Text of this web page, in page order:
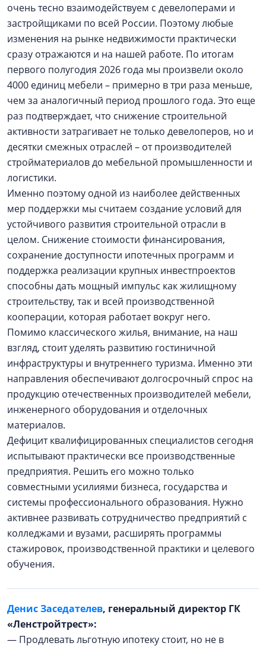
очень тесно взаимодействуем с девелоперами и
застройщиками по всей России. Поэтому любые
изменения на рынке недвижимости практически
сразу отражаются и на нашей работе. По итогам
первого полугодия 2026 года мы произвели около
4000 единиц мебели – примерно в три раза меньше,
чем за аналогичный период прошлого года. Это еще
раз подтверждает, что снижение строительной
активности затрагивает не только девелоперов, но и
десятки смежных отраслей – от производителей
стройматериалов до мебельной промышленности и
логистики.
Именно поэтому одной из наиболее действенных
мер поддержки мы считаем создание условий для
устойчивого развития строительной отрасли в
целом. Снижение стоимости финансирования,
сохранение доступности ипотечных программ и
поддержка реализации крупных инвестпроектов
способны дать мощный импульс как жилищному
строительству, так и всей производственной
кооперации, которая работает вокруг него.
Помимо классического жилья, внимание, на наш
взгляд, стоит уделять развитию гостиничной
инфраструктуры и внутреннего туризма. Именно эти
направления обеспечивают долгосрочный спрос на
продукцию отечественных производителей мебели,
инженерного оборудования и отделочных
материалов.
Дефицит квалифицированных специалистов сегодня
испытывают практически все производственные
предприятия. Решить его можно только
совместными усилиями бизнеса, государства и
системы профессионального образования. Нужно
активнее развивать сотрудничество предприятий с
колледжами и вузами, расширять программы
стажировок, производственной практики и целевого
обучения.
Денис Заседателев, генеральный директор ГК
«Ленстройтрест»:
— Продлевать льготную ипотеку стоит, но не в